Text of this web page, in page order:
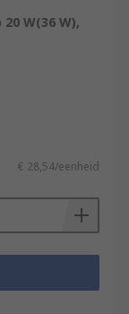
20 W(36 W),
€ 28,54/eenheid